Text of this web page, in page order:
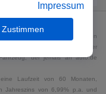
und junge Gebrauchte um den
Fahrzeuge entspricht der
der jemals an auto.de
Laufzeit von 60 Monaten,
Jahreszins von 6,99% p.a. und
im Bereich
finden
.
Impressum
Zustimmen